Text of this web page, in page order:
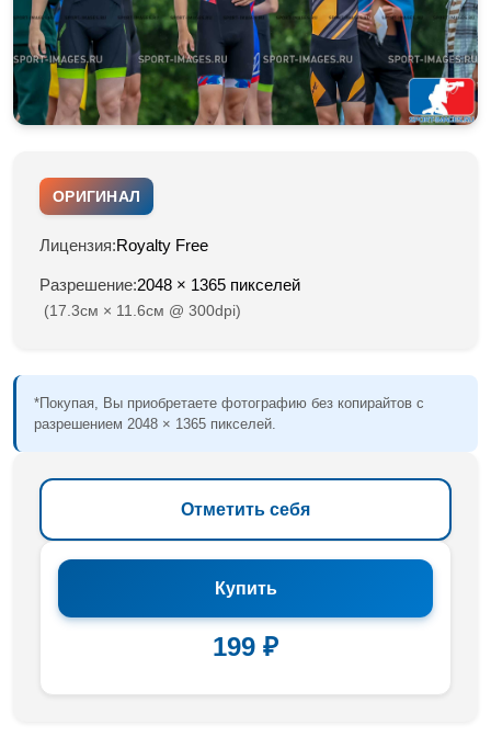
ОРИГИНАЛ
Лицензия:Royalty Free
Разрешение:2048 × 1365 пикселей
(17.3см × 11.6см @ 300dpi)
*Покупая, Вы приобретаете фотографию без копирайтов с
разрешением 2048 × 1365 пикселей.
Отметить себя
Купить
199 ₽